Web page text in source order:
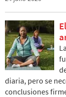
diaria, pero se
conclusiones